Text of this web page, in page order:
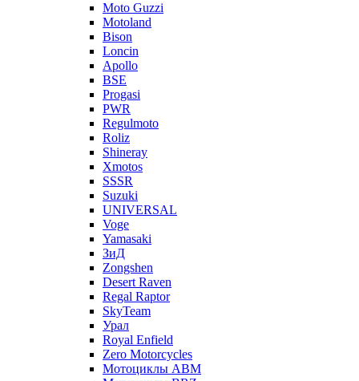
Moto Guzzi
Motoland
Bison
Loncin
Apollo
BSE
Progasi
PWR
Regulmoto
Roliz
Shineray
Xmotos
SSSR
Suzuki
UNIVERSAL
Voge
Yamasaki
ЗиД
Zongshen
Desert Raven
Regal Raptor
SkyTeam
Урал
Royal Enfield
Zero Motorcycles
Мотоциклы ABM